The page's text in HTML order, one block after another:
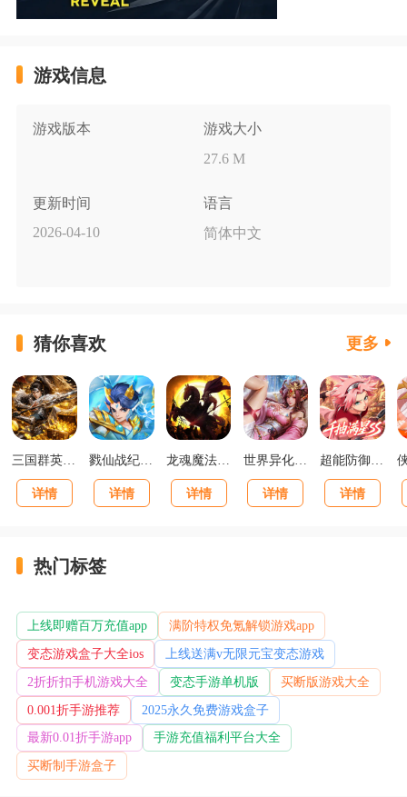
游戏信息
游戏版本
游戏大小
27.6 M
更新时间
2026-04-10
语言
简体中文
猜你喜欢 更多
详情
戮仙战纪0.05折新篇章版
详情
龙魂魔法马年散人专属版
详情
世界异化之后0.1折登陆送全图鉴版
详情 详情
热门标签
上线即赠百万充值app
满阶特权免氪解锁游戏app
变态游戏盒子大全ios
上线送满v无限元宝变态游戏
2折折扣手机游戏大全
变态手游单机版
买断版游戏大全
0.001折手游推荐
2025永久免费游戏盒子
最新0.01折手游app
手游充值福利平台大全
买断制手游盒子